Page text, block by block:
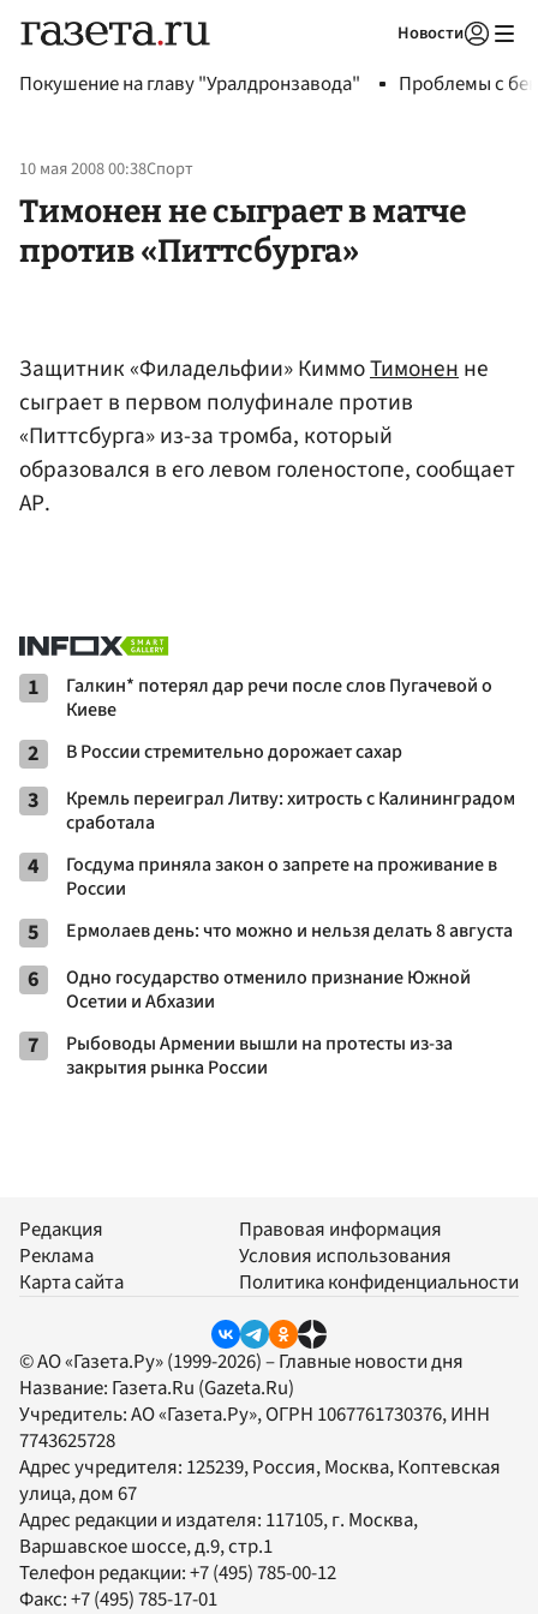
Новости
Покушение на главу "Уралдронзавода" Проблемы с
10 мая 2008 00:38Спорт
Тимонен не сыграет в матче
против «Питтсбурга»
Защитник «Филадельфии» КиммоТимоненне
сыграет в первом полуфинале против
«Питтсбурга» из-за тромба, который
образовался в его левом голеностопе, сообщает
АР.
1
Галкин* потерял дар речи после слов Пугачевой о
Киеве
2 В России стремительно дорожает сахар
3
Кремль переиграл Литву: хитрость с Калининградом
сработала
4
Госдума приняла закон о запрете на проживание в
России
5 Ермолаев день: что можно и нельзя делать 8 августа
6
Одно государство отменило признание Южной
Осетии и Абхазии
7
Рыбоводы Армении вышли на протесты из-за
закрытия рынка России
Редакция
Реклама
Карта сайта
Правовая информация
Условия использования
Политика конфиденциальности
© АО «Газета.Ру» (1999-2026) – Главные новости дня
Название: Газета.Ru (Gazeta.Ru)
Учредитель:АО «Газета.Ру», ОГРН 1067761730376, ИНН
7743625728
Адрес учредителя: 125239, Россия, Москва, Коптевская
улица, дом 67
Адрес редакции и издателя: 117105, г. Москва,
Варшавское шоссе, д.9, стр.1
Телефон редакции:+7 (495) 785-00-12
Факс:+7 (495) 785-17-01